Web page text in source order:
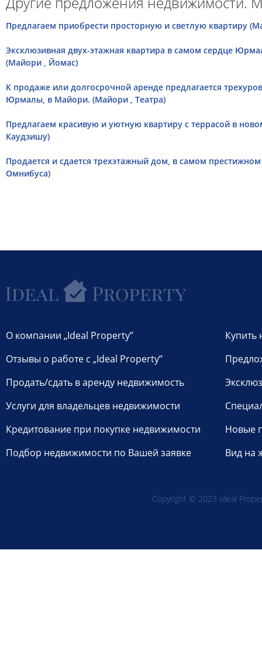
Предлагаем приобрести просторную и светлую квартиру
Эксклюзивная двух-этажная квартира в самом сердце
(Майори , Йомас)
К продаже или долгосрочной аренде предлагается
Юрмалы, в Майори. (Майори , Театра)
Предлагаем красивую и уютную квартиру с террасой в
Каудзишу)
Продается и сдается трехэтажный дом, в самом
Омнибуса)
О компании „Ideal Property”
Отзывы о работе с „Ideal Property”
Продать/сдать в аренду недвижимость
Услуги для владельцев недвижимости
Кредитование при покупке недвижимости
Подбор недвижимости по Вашей заявке
Купить
Новые
Вид на
Copyright © 2023 Ideal